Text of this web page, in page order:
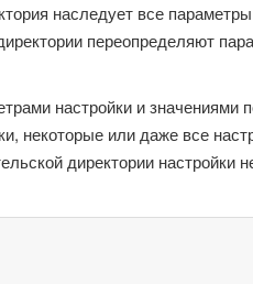
наследует все
переопределяют
настройки и значениями
некоторые или даже все
директории настройки